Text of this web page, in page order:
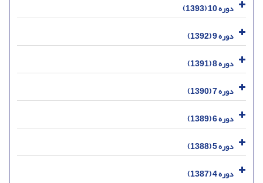
دوره 10 (1393)
دوره 9 (1392)
دوره 8 (1391)
دوره 7 (1390)
دوره 6 (1389)
دوره 5 (1388)
دوره 4 (1387)